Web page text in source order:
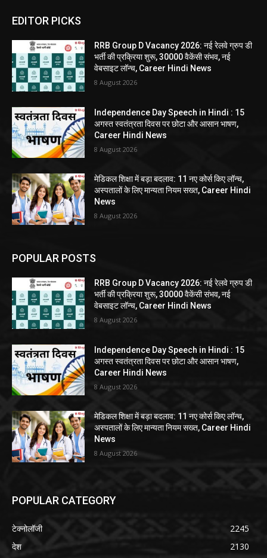
EDITOR PICKS
RRB Group D Vacancy 2026: नई रेलवे ग्रुप डी
भर्ती की प्रक्रिया शुरू, 30000 वैकेंसी संभव, नई
वेबसाइट लॉन्च, Career Hindi News
8 August 2026
Independence Day Speech in Hindi : 15
अगस्त स्वतंत्रता दिवस पर छोटा और आसान भाषण,
Career Hindi News
8 August 2026
मेडिकल शिक्षा में बड़ा बदलाव: 11 नए कोर्स किए लॉन्च,
अस्पतालों के लिए मान्यता नियम सख्त, Career Hindi
News
8 August 2026
POPULAR POSTS
RRB Group D Vacancy 2026: नई रेलवे ग्रुप डी
भर्ती की प्रक्रिया शुरू, 30000 वैकेंसी संभव, नई
वेबसाइट लॉन्च, Career Hindi News
8 August 2026
Independence Day Speech in Hindi : 15
अगस्त स्वतंत्रता दिवस पर छोटा और आसान भाषण,
Career Hindi News
8 August 2026
मेडिकल शिक्षा में बड़ा बदलाव: 11 नए कोर्स किए लॉन्च,
अस्पतालों के लिए मान्यता नियम सख्त, Career Hindi
News
8 August 2026
POPULAR CATEGORY
टेक्नोलॉजी
2245
देश
2130